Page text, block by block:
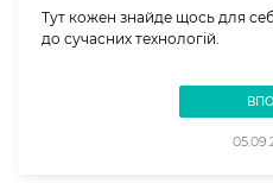
Тут кожен знайде щось для
до сучасних технологій.
ВПО